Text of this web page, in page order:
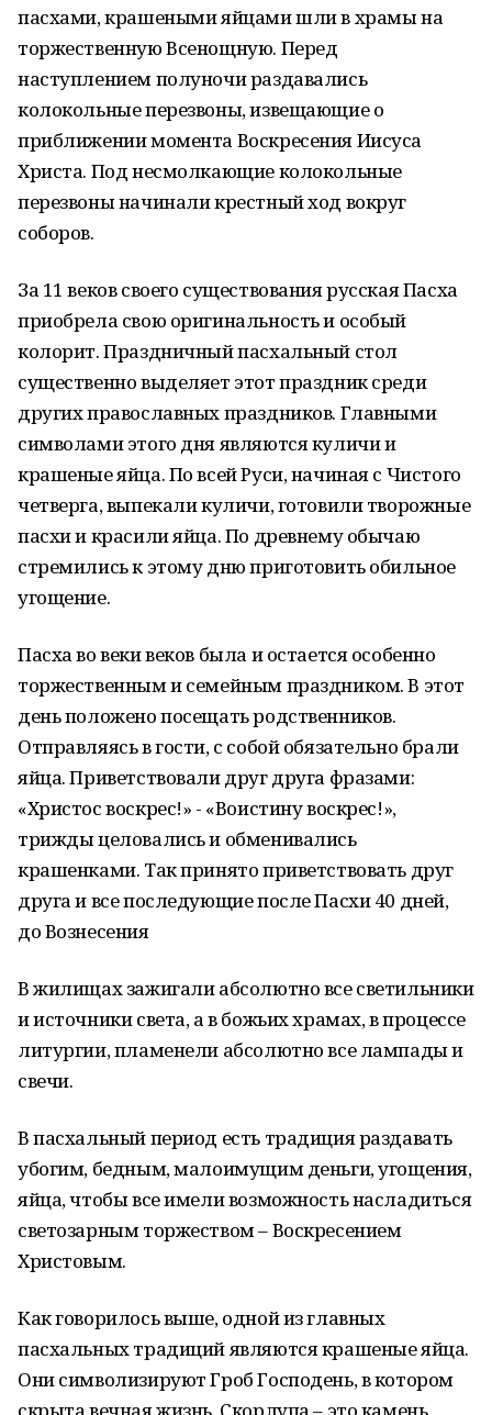
пасхами, крашеными яйцами шли в храмы на
торжественную Всенощную. Перед
наступлением полуночи раздавались
колокольные перезвоны, извещающие о
приближении момента Воскресения Иисуса
Христа. Под несмолкающие колокольные
перезвоны начинали крестный ход вокруг
соборов.
За 11 веков своего существования русская Пасха
приобрела свою оригинальность и особый
колорит. Праздничный пасхальный стол
существенно выделяет этот праздник среди
других православных праздников. Главными
символами этого дня являются куличи и
крашеные яйца. По всей Руси, начиная с Чистого
четверга, выпекали куличи, готовили творожные
пасхи и красили яйца. По древнему обычаю
стремились к этому дню приготовить обильное
угощение.
Пасха во веки веков была и остается особенно
торжественным и семейным праздником. В этот
день положено посещать родственников.
Отправляясь в гости, с собой обязательно брали
яйца. Приветствовали друг друга фразами:
«Христос воскрес!» - «Воистину воскрес!»,
трижды целовались и обменивались
крашенками. Так принято приветствовать друг
друга и все последующие после Пасхи 40 дней,
до Вознесения
В жилищах зажигали абсолютно все светильники
и источники света, а в божьих храмах, в процессе
литургии, пламенели абсолютно все лампады и
свечи.
В пасхальный период есть традиция раздавать
убогим, бедным, малоимущим деньги, угощения,
яйца, чтобы все имели возможность насладиться
светозарным торжеством – Воскресением
Христовым.
Как говорилось выше, одной из главных
пасхальных традиций являются крашеные яйца.
Они символизируют Гроб Господень, в котором